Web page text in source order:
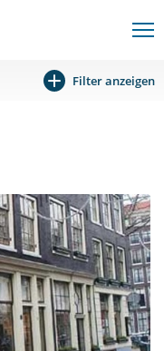
Filter anzeigen